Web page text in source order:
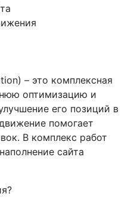
– это комплексная
оптимизацию и
его позиций в
помогает
В комплекс работ
сайта